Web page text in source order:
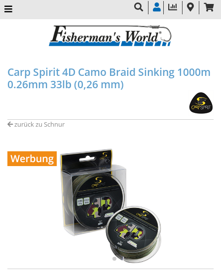
Carp Spirit 4D Camo Braid Sinking 1000m
0.26mm 33lb (0,26 mm)
zurück zu Schnur